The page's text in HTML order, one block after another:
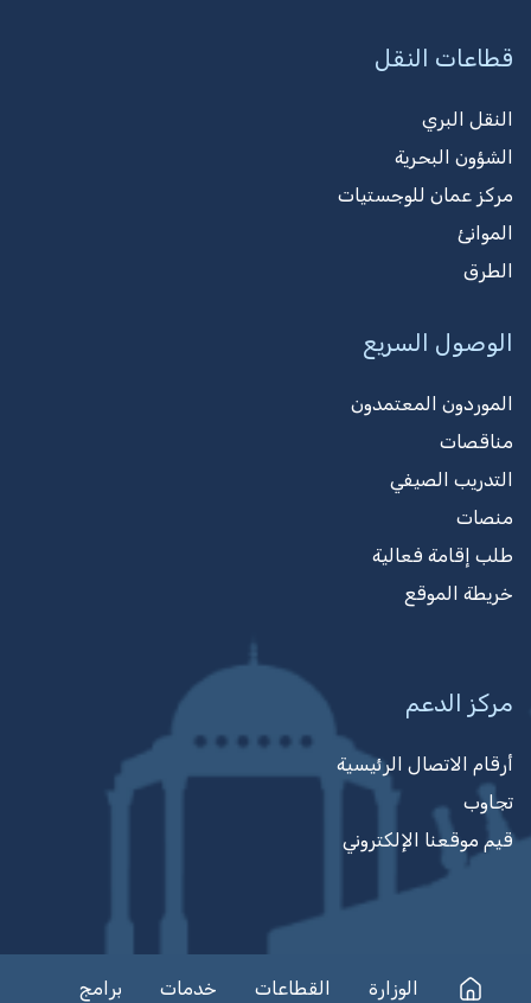
قطاعات النقل
النقل البري
الشؤون البحرية
مركز عمان للوجستيات
الموانئ
الطرق
الوصول السريع
الموردون المعتمدون
مناقصات
التدريب الصيفي
منصات
طلب إقامة فعالية
خريطة الموقع
مركز الدعم
أرقام الاتصال الرئيسية
تجاوب
قيم موقعنا الإلكتروني
الوزارة القطاعات خدمات برامج